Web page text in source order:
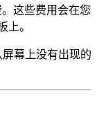
这些费用会在您
上。
幕上没有出现的